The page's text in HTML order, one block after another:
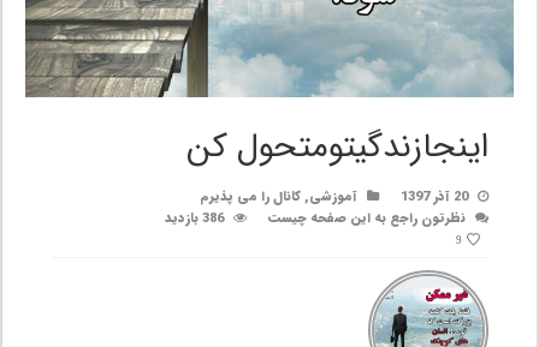
اینجازندگیتومتحول کن
20 آذر 1397 آموزشی,کانال را می پذیرم
نظرتون راجع به این صفحه چیست
386 بازدید
9